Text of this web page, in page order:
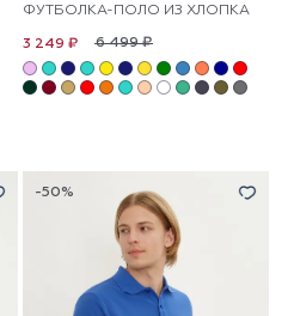
ФУТБОЛКА-ПОЛО ИЗ ХЛОПКА
6 499 ₽
3 249 ₽
-50%